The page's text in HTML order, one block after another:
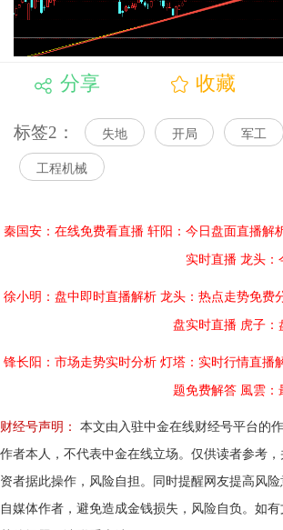
分享 收藏
标签2： 失地 开局 军工
工程机械
秦国安：在线免费看直播 轩阳：今日盘面直播解
实时直播 龙头：
徐小明：盘中即时直播解析 龙头：热点走势免费
盘实时直播 虎子：
锋长阳：市场走势实时分析 灯塔：实时行情直播
题免费解答 風雲：
财经号声明：
本文由入驻中金在线财经号平台的
作者本人，不代表中金在线立场。仅供读者参考
资者据此操作，风险自担。同时提醒网友提高风
自媒体作者，避免造成金钱损失，风险自负。如